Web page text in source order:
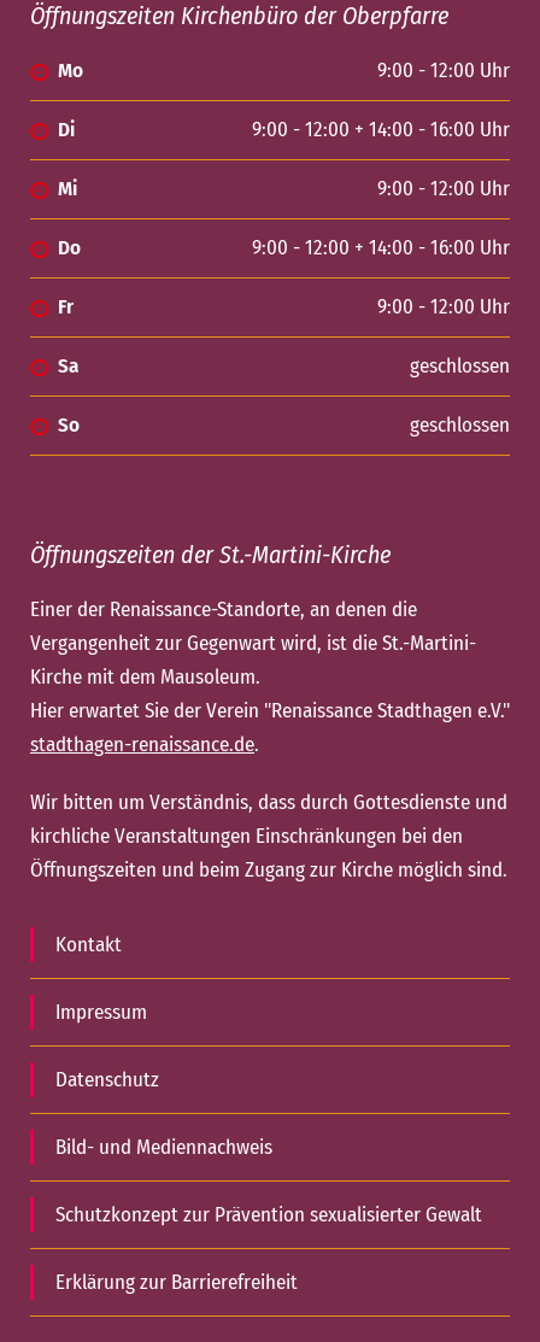
Öffnungszeiten Kirchenbüro der Oberpfarre
Mo 9:00 - 12:00 Uhr
Di 9:00 - 12:00 + 14:00 - 16:00 Uhr
Mi 9:00 - 12:00 Uhr
Do 9:00 - 12:00 + 14:00 - 16:00 Uhr
Fr 9:00 - 12:00 Uhr
Sa geschlossen
So geschlossen
Öffnungszeiten der St.-Martini-Kirche
Einer der Renaissance-Standorte, an denen die
Vergangenheit zur Gegenwart wird, ist die St.-Martini-
Kirche mit dem Mausoleum.
Hier erwartet Sie der Verein "Renaissance Stadthagen e.V."
stadthagen-renaissance.de.
Wir bitten um Verständnis, dass durch Gottesdienste und
kirchliche Veranstaltungen Einschränkungen bei den
Öffnungszeiten und beim Zugang zur Kirche möglich sind.
Kontakt
Impressum
Datenschutz
Bild- und Mediennachweis
Schutzkonzept zur Prävention sexualisierter Gewalt
Erklärung zur Barrierefreiheit